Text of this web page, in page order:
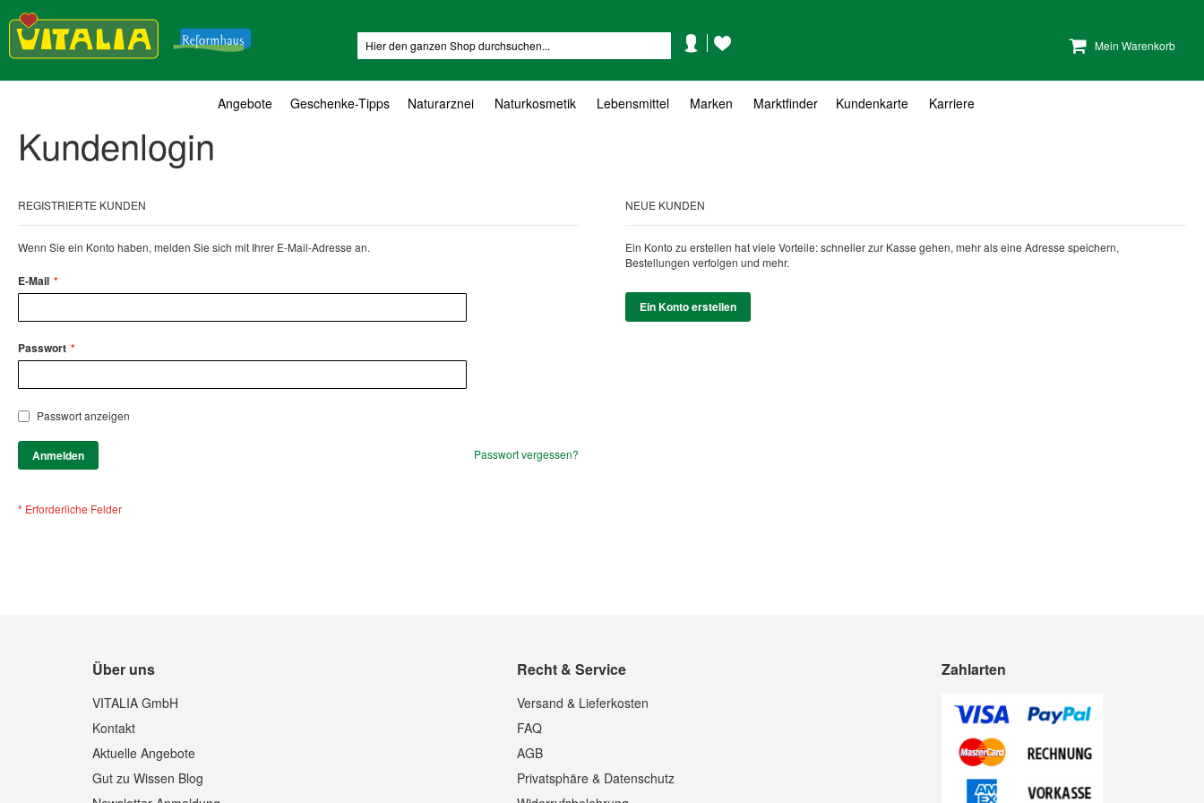
Mein Warenkorb
KontoWunschzettel
Angebote Geschenke-Tipps Naturarznei Naturkosmetik Lebensmittel Marken Marktfinder Kundenkarte Karriere
Kundenlogin
REGISTRIERTE KUNDEN
Wenn Sie ein Konto haben, melden Sie sich mit Ihrer E-Mail-Adresse an.
E-Mail
Passwort
Passwort anzeigen
Anmelden Passwort vergessen?
NEUE KUNDEN
Ein Konto zu erstellen hat viele Vorteile: schneller zur Kasse gehen, mehr als eine Adresse speichern,
Bestellungen verfolgen und mehr.
Ein Konto erstellen
Über uns
VITALIA GmbH
Kontakt
Aktuelle Angebote
Gut zu Wissen Blog
Recht & Service
Versand & Lieferkosten
FAQ
AGB
Privatsphäre & Datenschutz
Zahlarten